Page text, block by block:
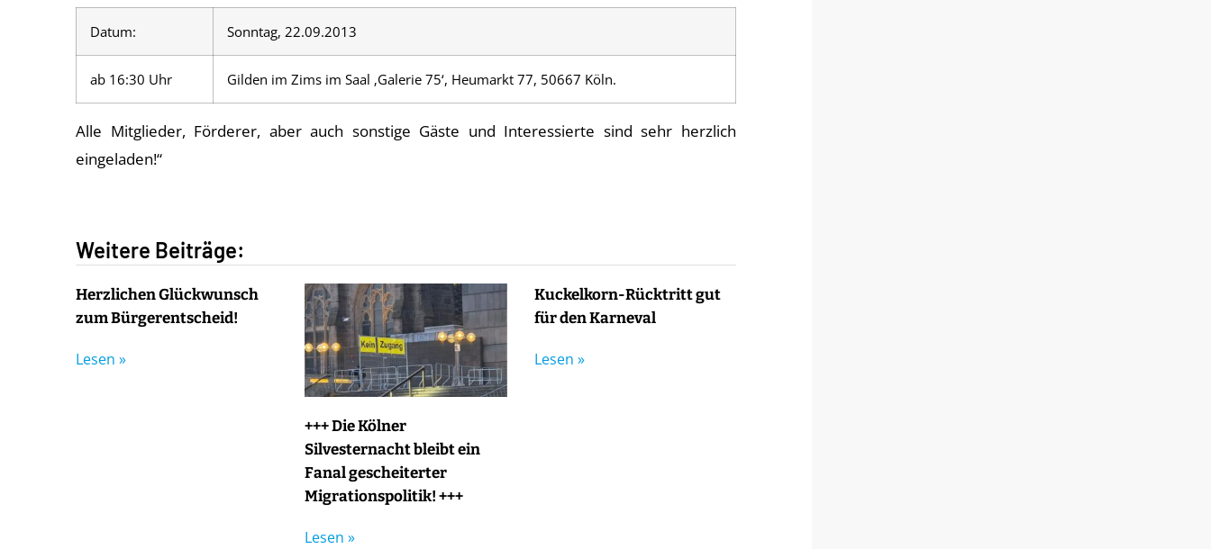
Datum: Sonntag, 22.09.2013
ab 16:30 Uhr Gilden im Zims im Saal ‚Galerie 75‘, Heumarkt 77, 50667 Köln.
Alle Mitglieder, Förderer, aber auch sonstige Gäste und Interessierte sind sehr herzlich
eingeladen!“
Weitere Beiträge:
Herzlichen Glückwunsch
zum Bürgerentscheid!
Lesen »
+++ Die Kölner
Silvesternacht bleibt ein
Fanal gescheiterter
Migrationspolitik! +++
Lesen »
Kuckelkorn-Rücktritt gut
für den Karneval
Lesen »